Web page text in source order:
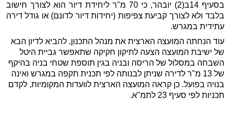
בסעיף 14ב(2) יובהר, כי 70 מ"ר ליחידת דיור הוא לצורך חישוב
בלבד ולא לצורך קביעת צפיפות (יחידות דיור לדונם) או גודל דירה
עתידית במגרש.
עוד הנחתה המועצה הארצית את מנהל התכנון, להביא לדיון הבא
של ישיבת המועצה הצעה לתיקון חקיקה שתאפשר גביית היטל
השבחה במסלול של הריסה ובניה בגין תוספת שטחי בניה בהיקף
של 13 מ"ר לדירה שניתן לבנותה לפי תכנית תקפה במגרש ואינה
בנויה בפועל. כן קראה המועצה הארצית לוועדות המקומיות, לקדם
תכניות לפי סעיף 23 לתמ"א.